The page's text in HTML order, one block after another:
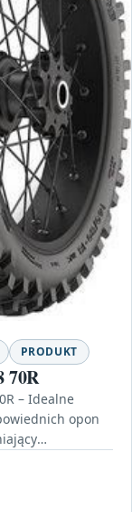
PRODUKT
70R
– Idealne
opon